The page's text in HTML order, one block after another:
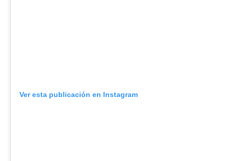
Ver esta publicación en Instagram